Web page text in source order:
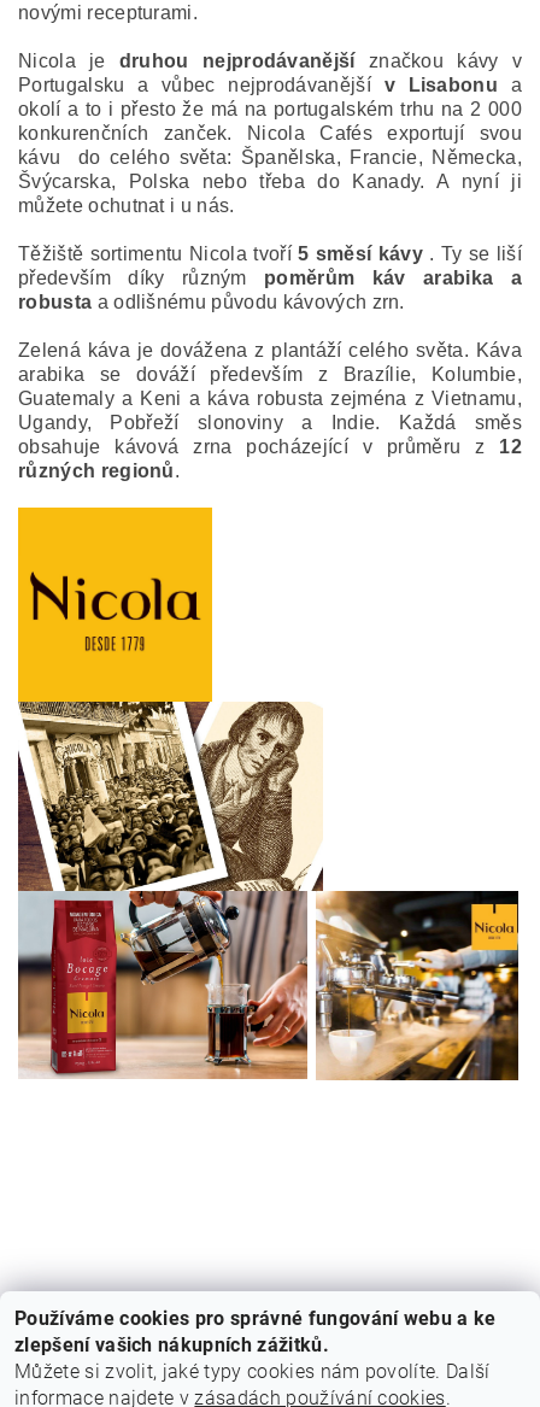
novými recepturami.
Nicola je druhou nejprodávanější značkou kávy v
Portugalsku a vůbec nejprodávanější v Lisabonu a
okolí a to i přesto že má na portugalském trhu na 2 000
konkurenčních zanček. Nicola Cafés exportují svou
kávu do celého světa: Španělska, Francie, Německa,
Švýcarska, Polska nebo třeba do Kanady. A nyní ji
můžete ochutnat i u nás.
Těžiště sortimentu Nicola tvoří5 směsí kávy. Ty se liší
především díky různým poměrům káv arabika a
robusta a odlišnému původu kávových zrn.
Zelená káva je dovážena z plantáží celého světa. Káva
arabika se dováží především z Brazílie, Kolumbie,
Guatemaly a Keni a káva robusta zejména z Vietnamu,
Ugandy, Pobřeží slonoviny a Indie. Každá směs
obsahuje kávová zrna pocházející v průměru z 12
různých regionů.
Používáme cookies pro správné fungování webu a ke
zlepšení vašich nákupních zážitků.
Můžete si zvolit, jaké typy cookies nám povolíte. Další
informace najdete vzásadách používání cookies.